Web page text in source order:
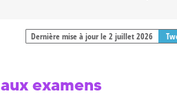
Dernière mise à jour le 2 juillet 2026
examens